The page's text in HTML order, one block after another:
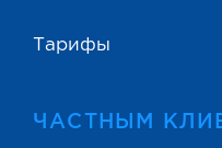
Тарифы
ЧАСТНЫМ